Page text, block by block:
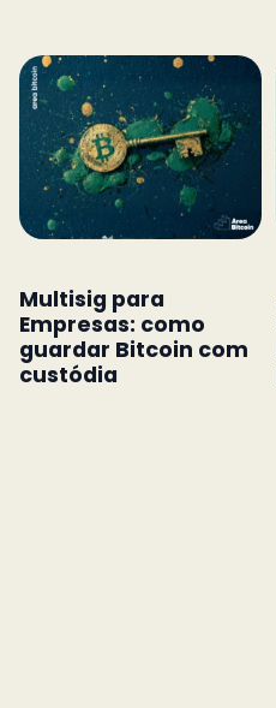
Multisig para
Empresas: como
guardar Bitcoin com
custódia